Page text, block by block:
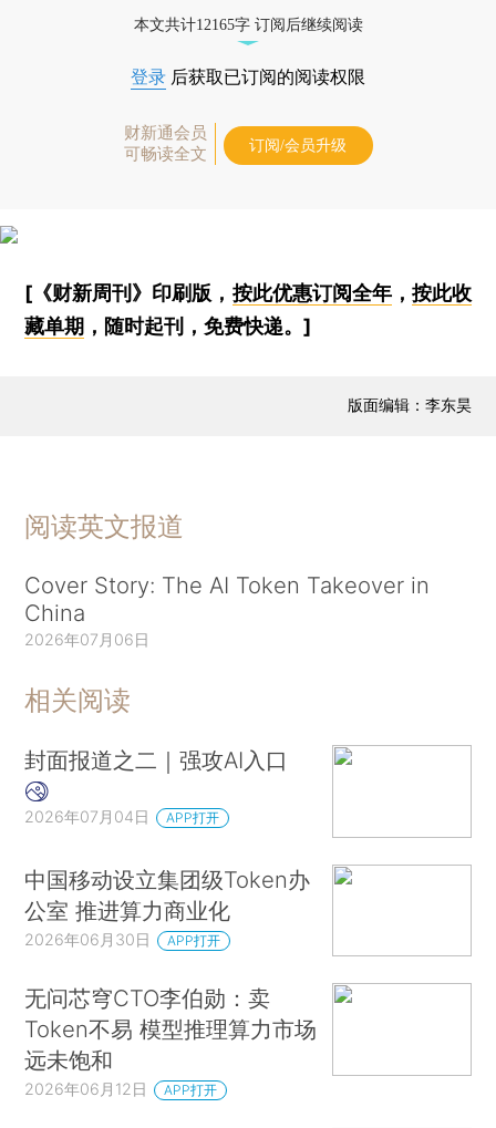
本文共计12165字 订阅后继续阅读
登录 后获取已订阅的阅读权限
财新通会员
可畅读全文
订阅/会员升级
[《财新周刊》印刷版， 按此优惠订阅全年， 按此收
藏单期 ，随时起刊，免费快递。]
版面编辑：李东昊
阅读英文报道
Cover Story: The AI Token Takeover in
China
2026年07月06日
相关阅读
封面报道之二｜强攻AI入口
2026年07月04日 APP打开
中国移动设立集团级Token办
公室 推进算力商业化
2026年06月30日 APP打开
无问芯穹CTO李伯勋：卖
Token不易 模型推理算力市场
远未饱和
2026年06月12日 APP打开